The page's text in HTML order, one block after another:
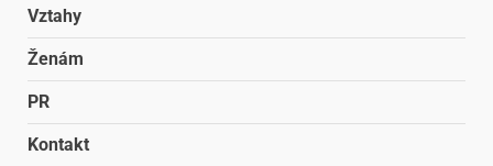
Vztahy
Ženám
PR
Kontakt